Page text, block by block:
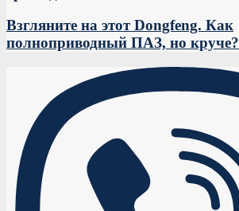
Взгляните на этот Dongfeng. Как
полноприводный ПАЗ, но круче?